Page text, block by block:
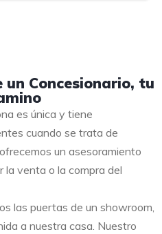
un Concesionario, tu
es única y tiene
cuando se trata de
un asesoramiento
la venta o la compra del
las puertas de un showroom,
a nuestra casa. Nuestro